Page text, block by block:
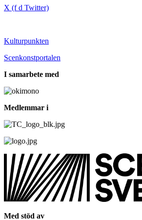
X (f d Twitter)
Kulturpunkten
Scenkonstportalen
I samarbete med
Medlemmar i
Med stöd av